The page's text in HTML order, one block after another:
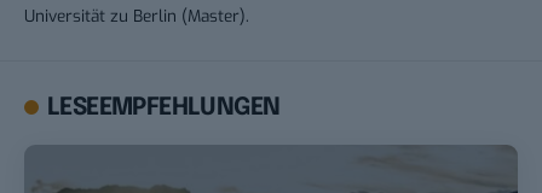
Universität zu Berlin (Master).
LESEEMPFEHLUNGEN